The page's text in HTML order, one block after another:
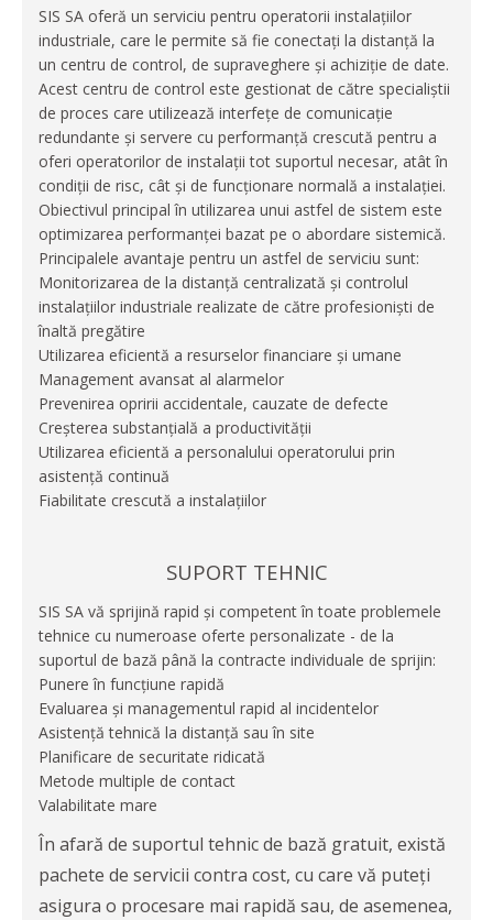
SIS SA oferă un serviciu pentru operatorii instalațiilor
industriale, care le permite să fie conectați la distanță la
un centru de control, de supraveghere și achiziție de date.
Acest centru de control este gestionat de către specialiștii
de proces care utilizează interfețe de comunicație
redundante și servere cu performanță crescută pentru a
oferi operatorilor de instalații tot suportul necesar, atât în
condiții de risc, cât și de funcționare normală a instalației.
Obiectivul principal în utilizarea unui astfel de sistem este
optimizarea performanței bazat pe o abordare sistemică.
Principalele avantaje pentru un astfel de serviciu sunt:
Monitorizarea de la distanță centralizată și controlul
instalațiilor industriale realizate de către profesioniști de
înaltă pregătire
Utilizarea eficientă a resurselor financiare și umane
Management avansat al alarmelor
Prevenirea opririi accidentale, cauzate de defecte
Creșterea substanțială a productivității
Utilizarea eficientă a personalului operatorului prin
asistență continuă
Fiabilitate crescută a instalațiilor
SUPORT TEHNIC
SIS SA vă sprijină rapid și competent în toate problemele
tehnice cu numeroase oferte personalizate - de la
suportul de bază până la contracte individuale de sprijin:
Punere în funcțiune rapidă
Evaluarea și managementul rapid al incidentelor
Asistență tehnică la distanță sau în site
Planificare de securitate ridicată
Metode multiple de contact
Valabilitate mare
În afară de suportul tehnic de bază gratuit, există
pachete de servicii contra cost, cu care vă puteți
asigura o procesare mai rapidă sau, de asemenea,